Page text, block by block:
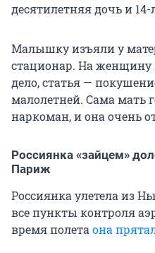
десятилетняя дочь и
Малышку изъяли у
стационар. На женщину
дело, статья —
малолетней. Сама мать
наркоман, и она очень
Россиянка «зайцем»
Париж
Россиянка улетела из
все пункты контроля
время полета она